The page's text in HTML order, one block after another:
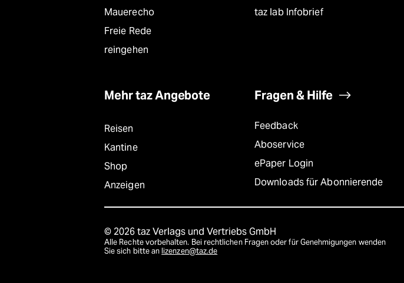
Mauerecho
Freie Rede
reingehen
taz lab Infobrief
Mehr taz Angebote
Reisen
Kantine
Shop
Anzeigen
Fragen & Hilfe
Feedback
Aboservice
ePaper Login
Downloads für Abonnierende
© 2026 taz Verlags und Vertriebs GmbH
Alle Rechte vorbehalten. Bei rechtlichen Fragen oder für Genehmigungen wenden
Sie sich bitte an lizenzen@taz.de